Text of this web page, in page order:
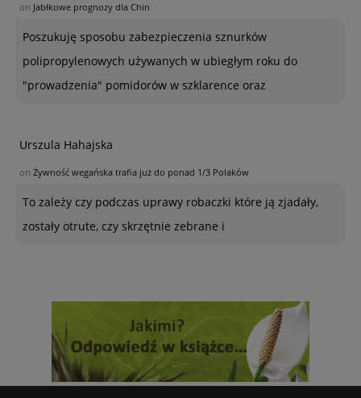
on Jabłkowe prognozy dla Chin
Poszukuję sposobu zabezpieczenia sznurków
polipropylenowych używanych w ubiegłym roku do
"prowadzenia" pomidorów w szklarence oraz
Urszula Hahajska
on Żywność wegańska trafia już do ponad 1/3 Polaków
To zależy czy podczas uprawy robaczki które ją zjadały,
zostały otrute, czy skrzętnie zebrane i